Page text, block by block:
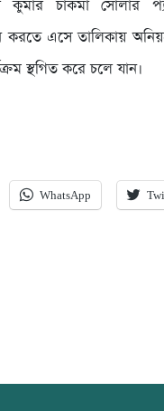
কুমার চাকমা সোলার
করতে এসে তালিকায়
স্থগিত করে চলে যান।
WhatsApp